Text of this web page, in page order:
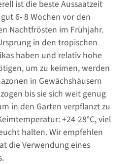
ist die beste Aussaatzeit
6- 8 Wochen vor den
Nachtfrösten im Frühjahr.
in den tropischen
haben und relativ hohe
um zu keimen, werden
in Gewächshäusern
bis sie sich weit genug
in den Garten verpflanzt zu
+24-28°C, viel
halten. Wir empfehlen
die Verwendung eines